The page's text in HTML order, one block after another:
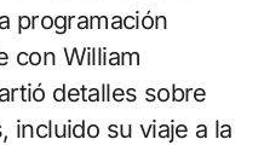
programación
con William
detalles sobre
incluido su viaje a la